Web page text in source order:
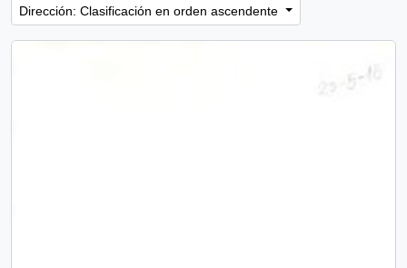
Dirección: Clasificación en orden ascendente